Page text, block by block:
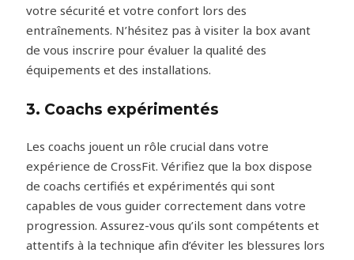
votre sécurité et votre confort lors des
entraînements. N’hésitez pas à visiter la box avant
de vous inscrire pour évaluer la qualité des
équipements et des installations.
3. Coachs expérimentés
Les coachs jouent un rôle crucial dans votre
expérience de CrossFit. Vérifiez que la box dispose
de coachs certifiés et expérimentés qui sont
capables de vous guider correctement dans votre
progression. Assurez-vous qu’ils sont compétents et
attentifs à la technique afin d’éviter les blessures lors